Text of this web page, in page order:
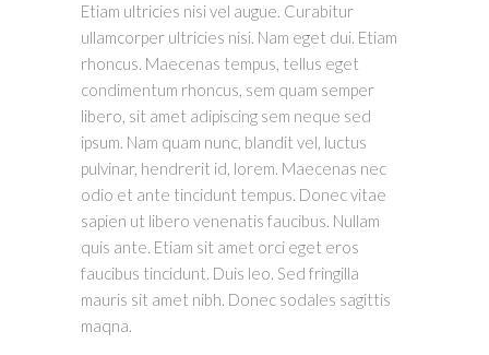
Etiam ultricies nisi vel augue. Curabitur
ullamcorper ultricies nisi. Nam eget dui. Etiam
rhoncus. Maecenas tempus, tellus eget
condimentum rhoncus, sem quam semper
libero, sit amet adipiscing sem neque sed
ipsum. Nam quam nunc, blandit vel, luctus
pulvinar, hendrerit id, lorem. Maecenas nec
odio et ante tincidunt tempus. Donec vitae
sapien ut libero venenatis faucibus. Nullam
quis ante. Etiam sit amet orci eget eros
faucibus tincidunt. Duis leo. Sed fringilla
mauris sit amet nibh. Donec sodales sagittis
maqna.